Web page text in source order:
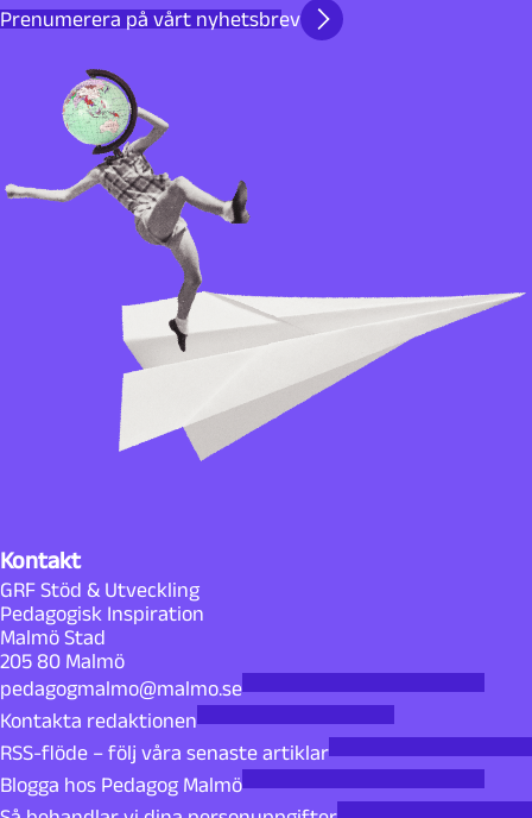
Prenumerera på vårt nyhetsbrev
Kontakt
GRF Stöd & Utveckling
Pedagogisk Inspiration
Malmö Stad
205 80 Malmö
pedagogmalmo@malmo.se
Kontakta redaktionen
RSS-flöde – följ våra senaste artiklar
Blogga hos Pedagog Malmö